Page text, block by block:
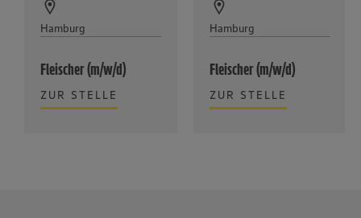
Hamburg
Fleischer (m/w/d)
ZUR STELLE
Hamburg
Fleischer (m/w/d)
ZUR STELLE